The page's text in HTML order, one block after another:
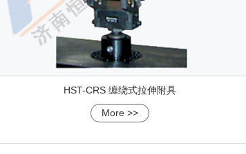
HST-CRS 缠绕式拉伸附具
More >>